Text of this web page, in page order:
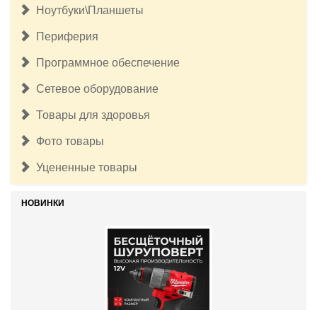
Ноутбуки\Планшеты
Периферия
Программное обеспечение
Сетевое оборудование
Товары для здоровья
Фото товары
Уцененные товары
НОВИНКИ